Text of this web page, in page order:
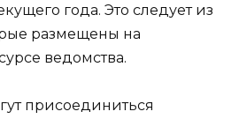
года. Это следует из
размещены на
ведомства.
присоединиться